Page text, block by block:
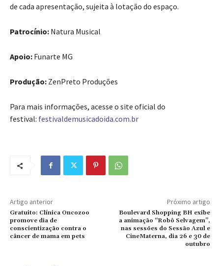
de cada apresentação, sujeita à lotação do espaço.
Patrocínio: Natura Musical
Apoio: Funarte MG
Produção: ZenPreto Produções
Para mais informações, acesse o site oficial do
festival: festivaldemusicadoida.com.br
Artigo anterior
Gratuito: Clínica Oncozoo
promove dia de
conscientização contra o
câncer de mama em pets
Próximo artigo
Boulevard Shopping BH exibe
a animação “Robô Selvagem”,
nas sessões do Sessão Azul e
CineMaterna, dia 26 e 30 de
outubro